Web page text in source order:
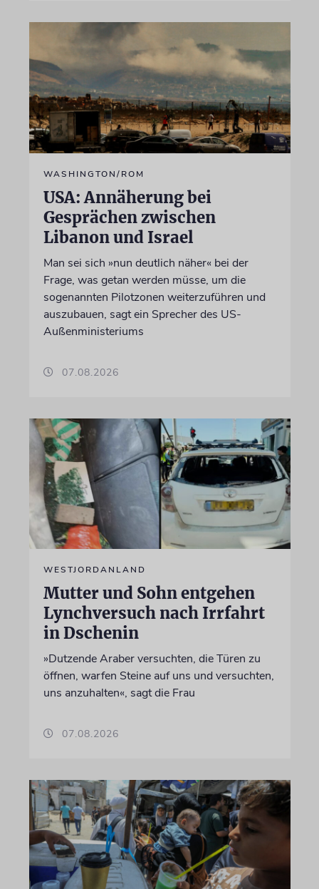
WASHINGTON/ROM
USA: Annäherung bei
Gesprächen zwischen
Libanon und Israel
Man sei sich »nun deutlich näher« bei der
Frage, was getan werden müsse, um die
sogenannten Pilotzonen weiterzuführen und
auszubauen, sagt ein Sprecher des US-
Außenministeriums
07.08.2026
WESTJORDANLAND
Mutter und Sohn entgehen
Lynchversuch nach Irrfahrt
in Dschenin
»Dutzende Araber versuchten, die Türen zu
öffnen, warfen Steine auf uns und versuchten,
uns anzuhalten«, sagt die Frau
07.08.2026